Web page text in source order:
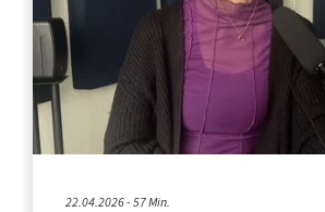
22.04.2026 - 57 Min.